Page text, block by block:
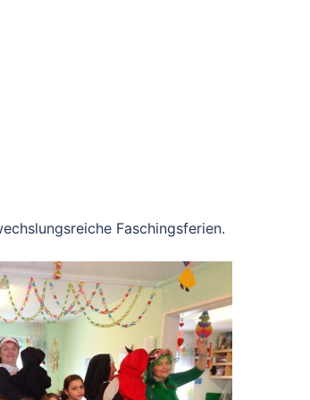
Faschingsferien.